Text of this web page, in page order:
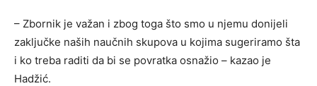
– Zbornik je važan i zbog toga što smo u njemu donijeli
zaključke naših naučnih skupova u kojima sugeriramo šta
i ko treba raditi da bi se povratka osnažio – kazao je
Hadžić.